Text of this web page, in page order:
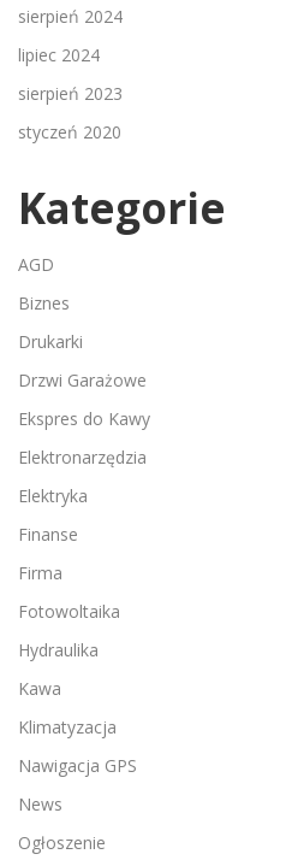
sierpień 2024
lipiec 2024
sierpień 2023
styczeń 2020
Kategorie
AGD
Biznes
Drukarki
Drzwi Garażowe
Ekspres do Kawy
Elektronarzędzia
Elektryka
Finanse
Firma
Fotowoltaika
Hydraulika
Kawa
Klimatyzacja
Nawigacja GPS
News
Ogłoszenie